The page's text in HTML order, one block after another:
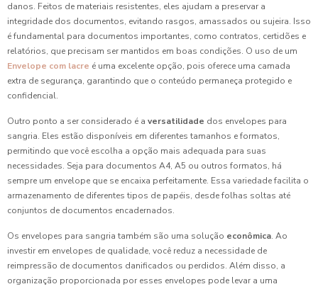
danos. Feitos de materiais resistentes, eles ajudam a preservar a
integridade dos documentos, evitando rasgos, amassados ou sujeira. Isso
é fundamental para documentos importantes, como contratos, certidões e
relatórios, que precisam ser mantidos em boas condições. O uso de um
Envelope com lacre é uma excelente opção, pois oferece uma camada
extra de segurança, garantindo que o conteúdo permaneça protegido e
confidencial.
Outro ponto a ser considerado é a versatilidade dos envelopes para
sangria. Eles estão disponíveis em diferentes tamanhos e formatos,
permitindo que você escolha a opção mais adequada para suas
necessidades. Seja para documentos A4, A5 ou outros formatos, há
sempre um envelope que se encaixa perfeitamente. Essa variedade facilita o
armazenamento de diferentes tipos de papéis, desde folhas soltas até
conjuntos de documentos encadernados.
Os envelopes para sangria também são uma solução econômica. Ao
investir em envelopes de qualidade, você reduz a necessidade de
reimpressão de documentos danificados ou perdidos. Além disso, a
organização proporcionada por esses envelopes pode levar a uma